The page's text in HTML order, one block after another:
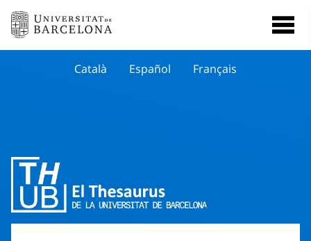
Català Español Français